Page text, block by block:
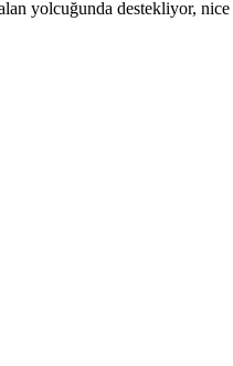
yolcuğunda destekliyor,